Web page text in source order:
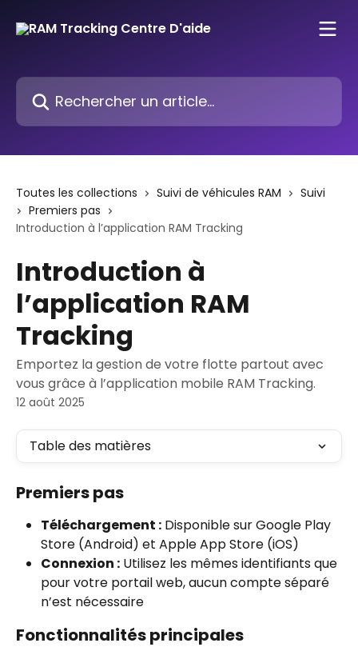
Rechercher un article...
Toutes les collections Suivi de véhicules RAM
Suivi
Premiers pas
Introduction à l’application RAM Tracking
Introduction à
l’application RAM
Tracking
Emportez la gestion de votre flotte partout avec
vous grâce à l’application mobile RAM Tracking.
12 août 2025
Table des matières
Premiers pas
Téléchargement : Disponible sur Google Play
Store (Android) et Apple App Store (iOS)
Connexion : Utilisez les mêmes identifiants que
pour votre portail web, aucun compte séparé
n’est nécessaire
Fonctionnalités principales